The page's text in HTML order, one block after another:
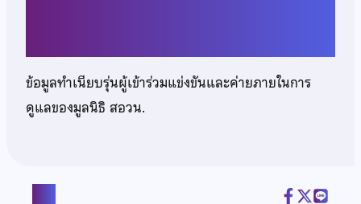
ข้อมูลทำเนียบรุ่นผู้เข้าร่วมแข่งขันและค่ายภายในการ
ดูแลของมูลนิธิ สอวน.